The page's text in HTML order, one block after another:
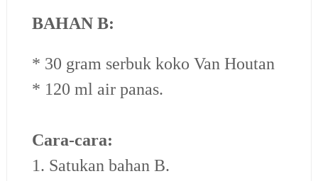
BAHAN B:
* 30 gram serbuk koko Van Houtan
* 120 ml air panas.
Cara-cara:
1. Satukan bahan B.